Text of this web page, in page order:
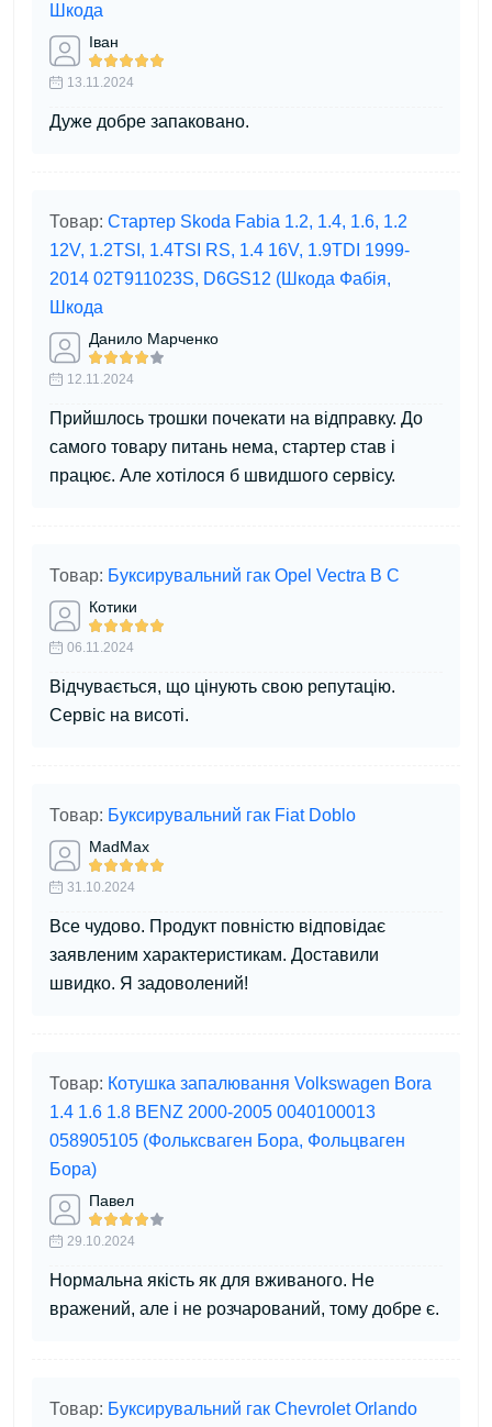
Шкода
Іван
13.11.2024
Дуже добре запаковано.
Товар: Стартер Skoda Fabia 1.2, 1.4, 1.6, 1.2
12V, 1.2TSI, 1.4TSI RS, 1.4 16V, 1.9TDI 1999-
2014 02T911023S, D6GS12 (Шкода Фабія,
Шкода
Данило Марченко
12.11.2024
Прийшлось трошки почекати на відправку. До
самого товару питань нема, стартер став і
працює. Але хотілося б швидшого сервісу.
Товар: Буксирувальний гак Opel Vectra B C
Котики
06.11.2024
Відчувається, що цінують свою репутацію.
Сервіс на висоті.
Товар: Буксирувальний гак Fiat Doblo
MadMax
31.10.2024
Все чудово. Продукт повністю відповідає
заявленим характеристикам. Доставили
швидко. Я задоволений!
Товар: Котушка запалювання Volkswagen Bora
1.4 1.6 1.8 BENZ 2000-2005 0040100013
058905105 (Фольксваген Бора, Фольцваген
Бора)
Павел
29.10.2024
Нормальна якість як для вживаного. Не
вражений, але і не розчарований, тому добре є.
Товар: Буксирувальний гак Chevrolet Orlando